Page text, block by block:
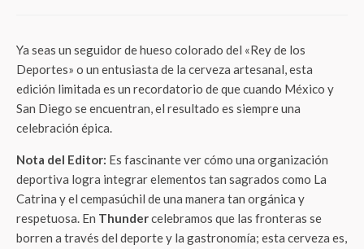
Ya seas un seguidor de hueso colorado del «Rey de los
Deportes» o un entusiasta de la cerveza artesanal, esta
edición limitada es un recordatorio de que cuando México y
San Diego se encuentran, el resultado es siempre una
celebración épica.
Nota del Editor: Es fascinante ver cómo una organización
deportiva logra integrar elementos tan sagrados como La
Catrina y el cempasúchil de una manera tan orgánica y
respetuosa. En Thundercelebramos que las fronteras se
borren a través del deporte y la gastronomía; esta cerveza es,